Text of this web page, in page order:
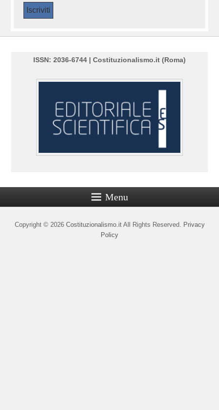
ISSN: 2036-6744 | Costituzionalismo.it (Roma)
Menu
Copyright © 2026 Costituzionalismo.itAll Rights Reserved. Privacy
Policy